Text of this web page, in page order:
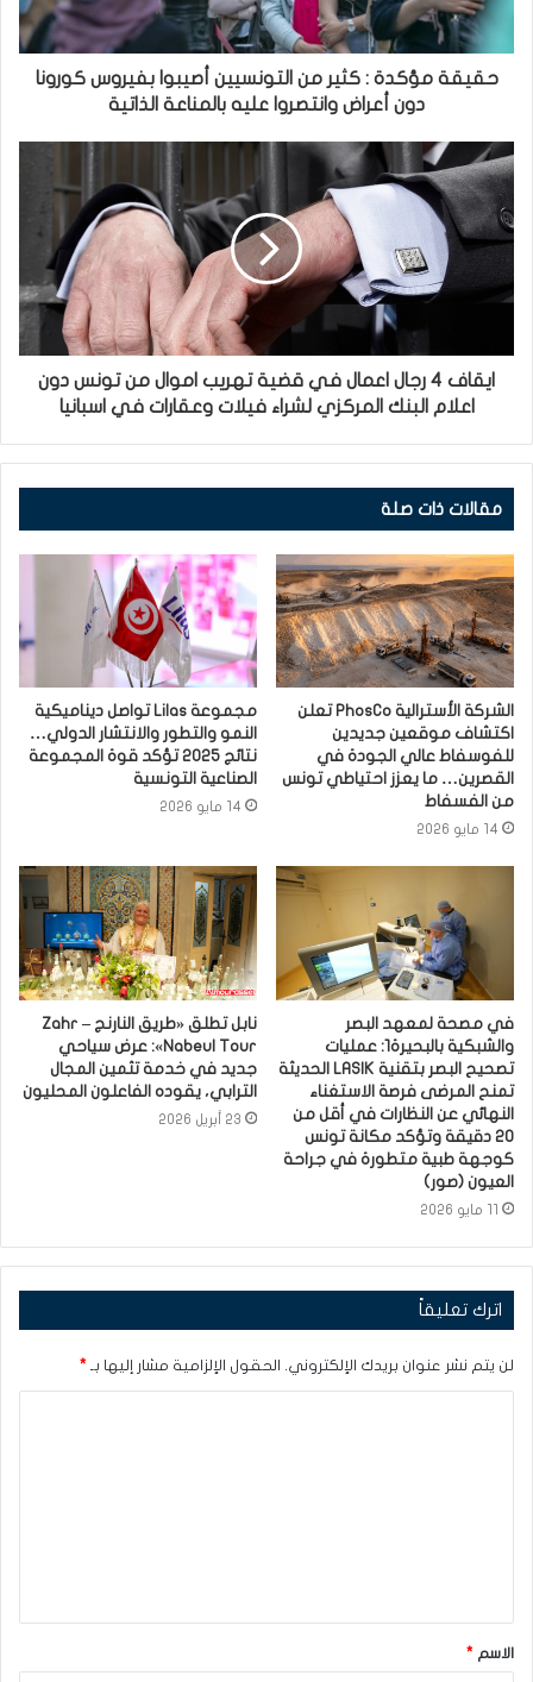
حقيقة مؤكدة : كثير من التونسيين أصيبوا بفيروس كورونا
دون أعراض وانتصروا عليه بالمناعة الذاتية
ايقاف 4 رجال اعمال في قضية تهريب اموال من تونس دون
اعلام البنك المركزي لشراء فيلات وعقارات في اسبانيا
مقالات ذات صلة
الشركة الأسترالية PhosCo تعلن
اكتشاف موقعين جديدين
للفوسفاط عالي الجودة في
القصرين… ما يعزز احتياطي تونس
من الفسفاط
14 مايو 2026
مجموعة Lilas تواصل ديناميكية
النمو والتطور والانتشار الدولي…
نتائج 2025 تؤكد قوة المجموعة
الصناعية التونسية
14 مايو 2026
في مصحة لمعهد البصر
والشبكية بالبحيرة1: عمليات
تصحيح البصر بتقنية LASIK الحديثة
تمنح المرضى فرصة الاستغناء
النهائي عن النظارات في أقل من
20 دقيقة وتؤكد مكانة تونس
كوجهة طبية متطورة في جراحة
العيون (صور)
نابل تطلق «طريق النارنج – Zahr
Nabeul Tour»: عرض سياحي
جديد في خدمة تثمين المجال
الترابي، يقوده الفاعلون المحليون
23 أبريل 2026
اترك تعليقاً
لن يتم نشر عنوان بريدك الإلكتروني. الحقول الإلزامية مشار إليها بـ *
ق
*الاسم *